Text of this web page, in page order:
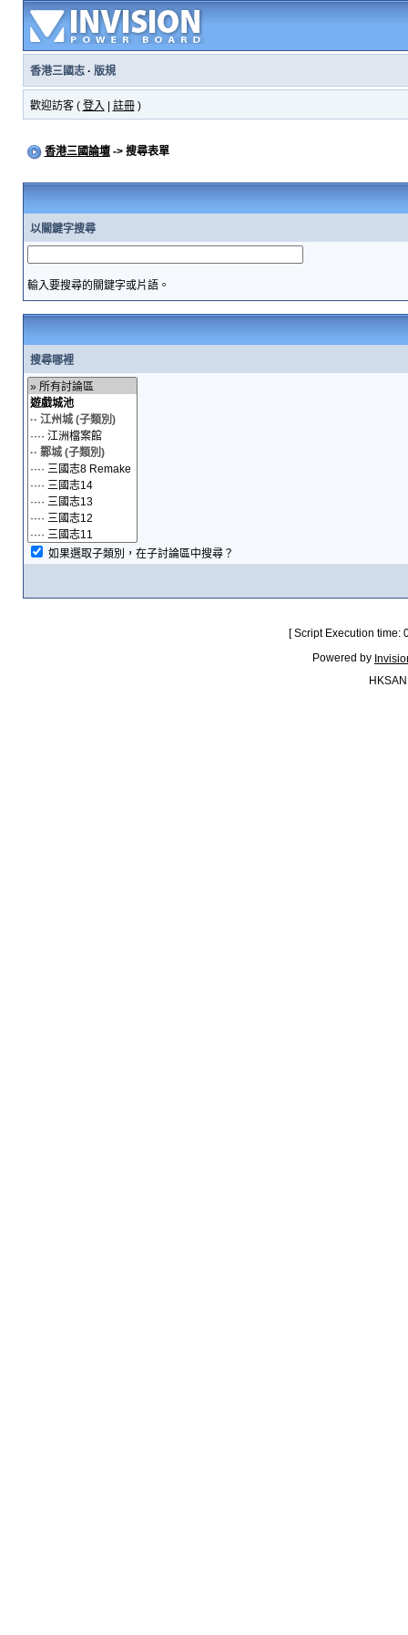
香港三國志· 版規
歡迎訪客 ( 登入 註冊)
香港三國論壇-> 搜尋表單
以關鍵字搜尋
輸入要搜尋的關鍵字或片語。
搜尋哪裡
如果選取子類別，在子討論區中搜尋？
[ Script Execution
Powered by